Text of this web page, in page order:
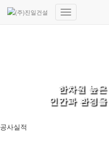
내
한차원 높
인간과 환경
공사실적